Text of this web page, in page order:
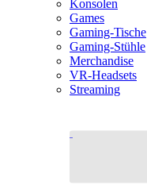
Konsolen
Games
Gaming-Tische
Gaming-Stühle
Merchandise
VR-Headsets
Streaming